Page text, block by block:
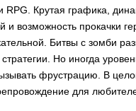
RPG. Крутая графика,
и возможность прокачки
Битвы с зомби
Но иногда
фрустрацию. В
для